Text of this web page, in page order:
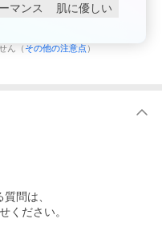
マンス
肌に優しい
ん（ その他の注意点 ）
問は、
ください。